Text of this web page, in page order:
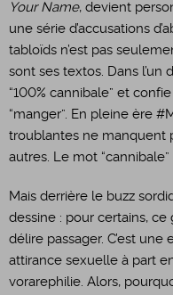
Your Name, devient
une série d’accusations
tabloïds n’est pas
sont ses textos. Dans l’un
“100% cannibale” et
“manger”. En pleine ère
troublantes ne manquent
autres. Le mot
​Mais derrière le buzz
dessine : pour certains, ce
délire passager. C’est
attirance sexuelle à part
vorarephilie. Alors,